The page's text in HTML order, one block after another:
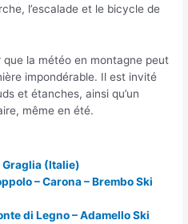
l’escalade et le bicycle de
la météo en montagne peut
impondérable. Il est invité
et étanches, ainsi qu’un
même en été.
(Italie)
– Carona – Brembo Ski
di Legno – Adamello Ski